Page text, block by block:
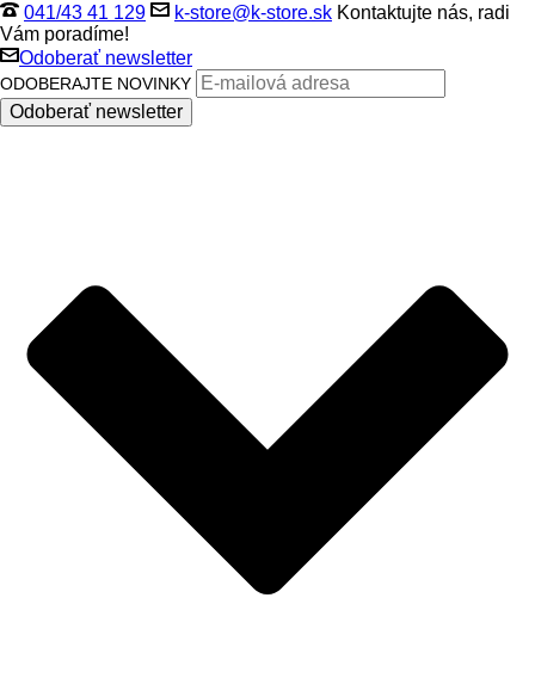
041/43 41 129 k-store@k-store.sk Kontaktujte nás, radi
Vám poradíme!
Odoberať newsletter
ODOBERAJTE NOVINKY